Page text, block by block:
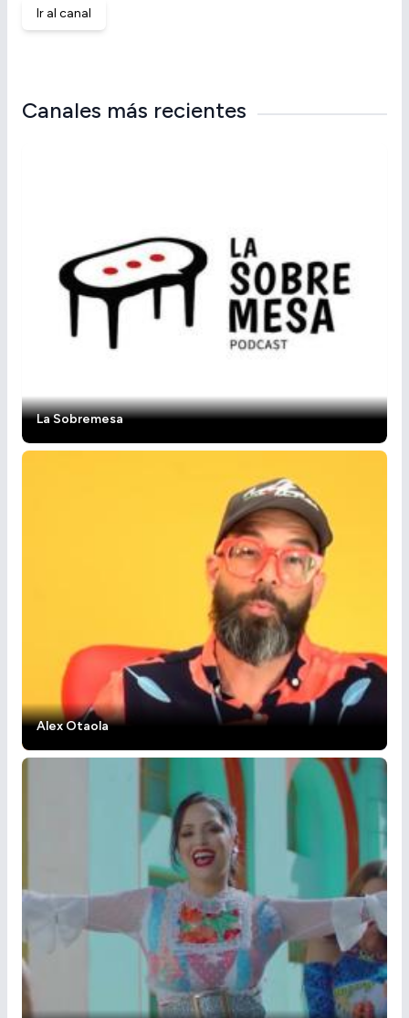
Ir al canal
Canales más recientes
La Sobremesa
Alex Otaola